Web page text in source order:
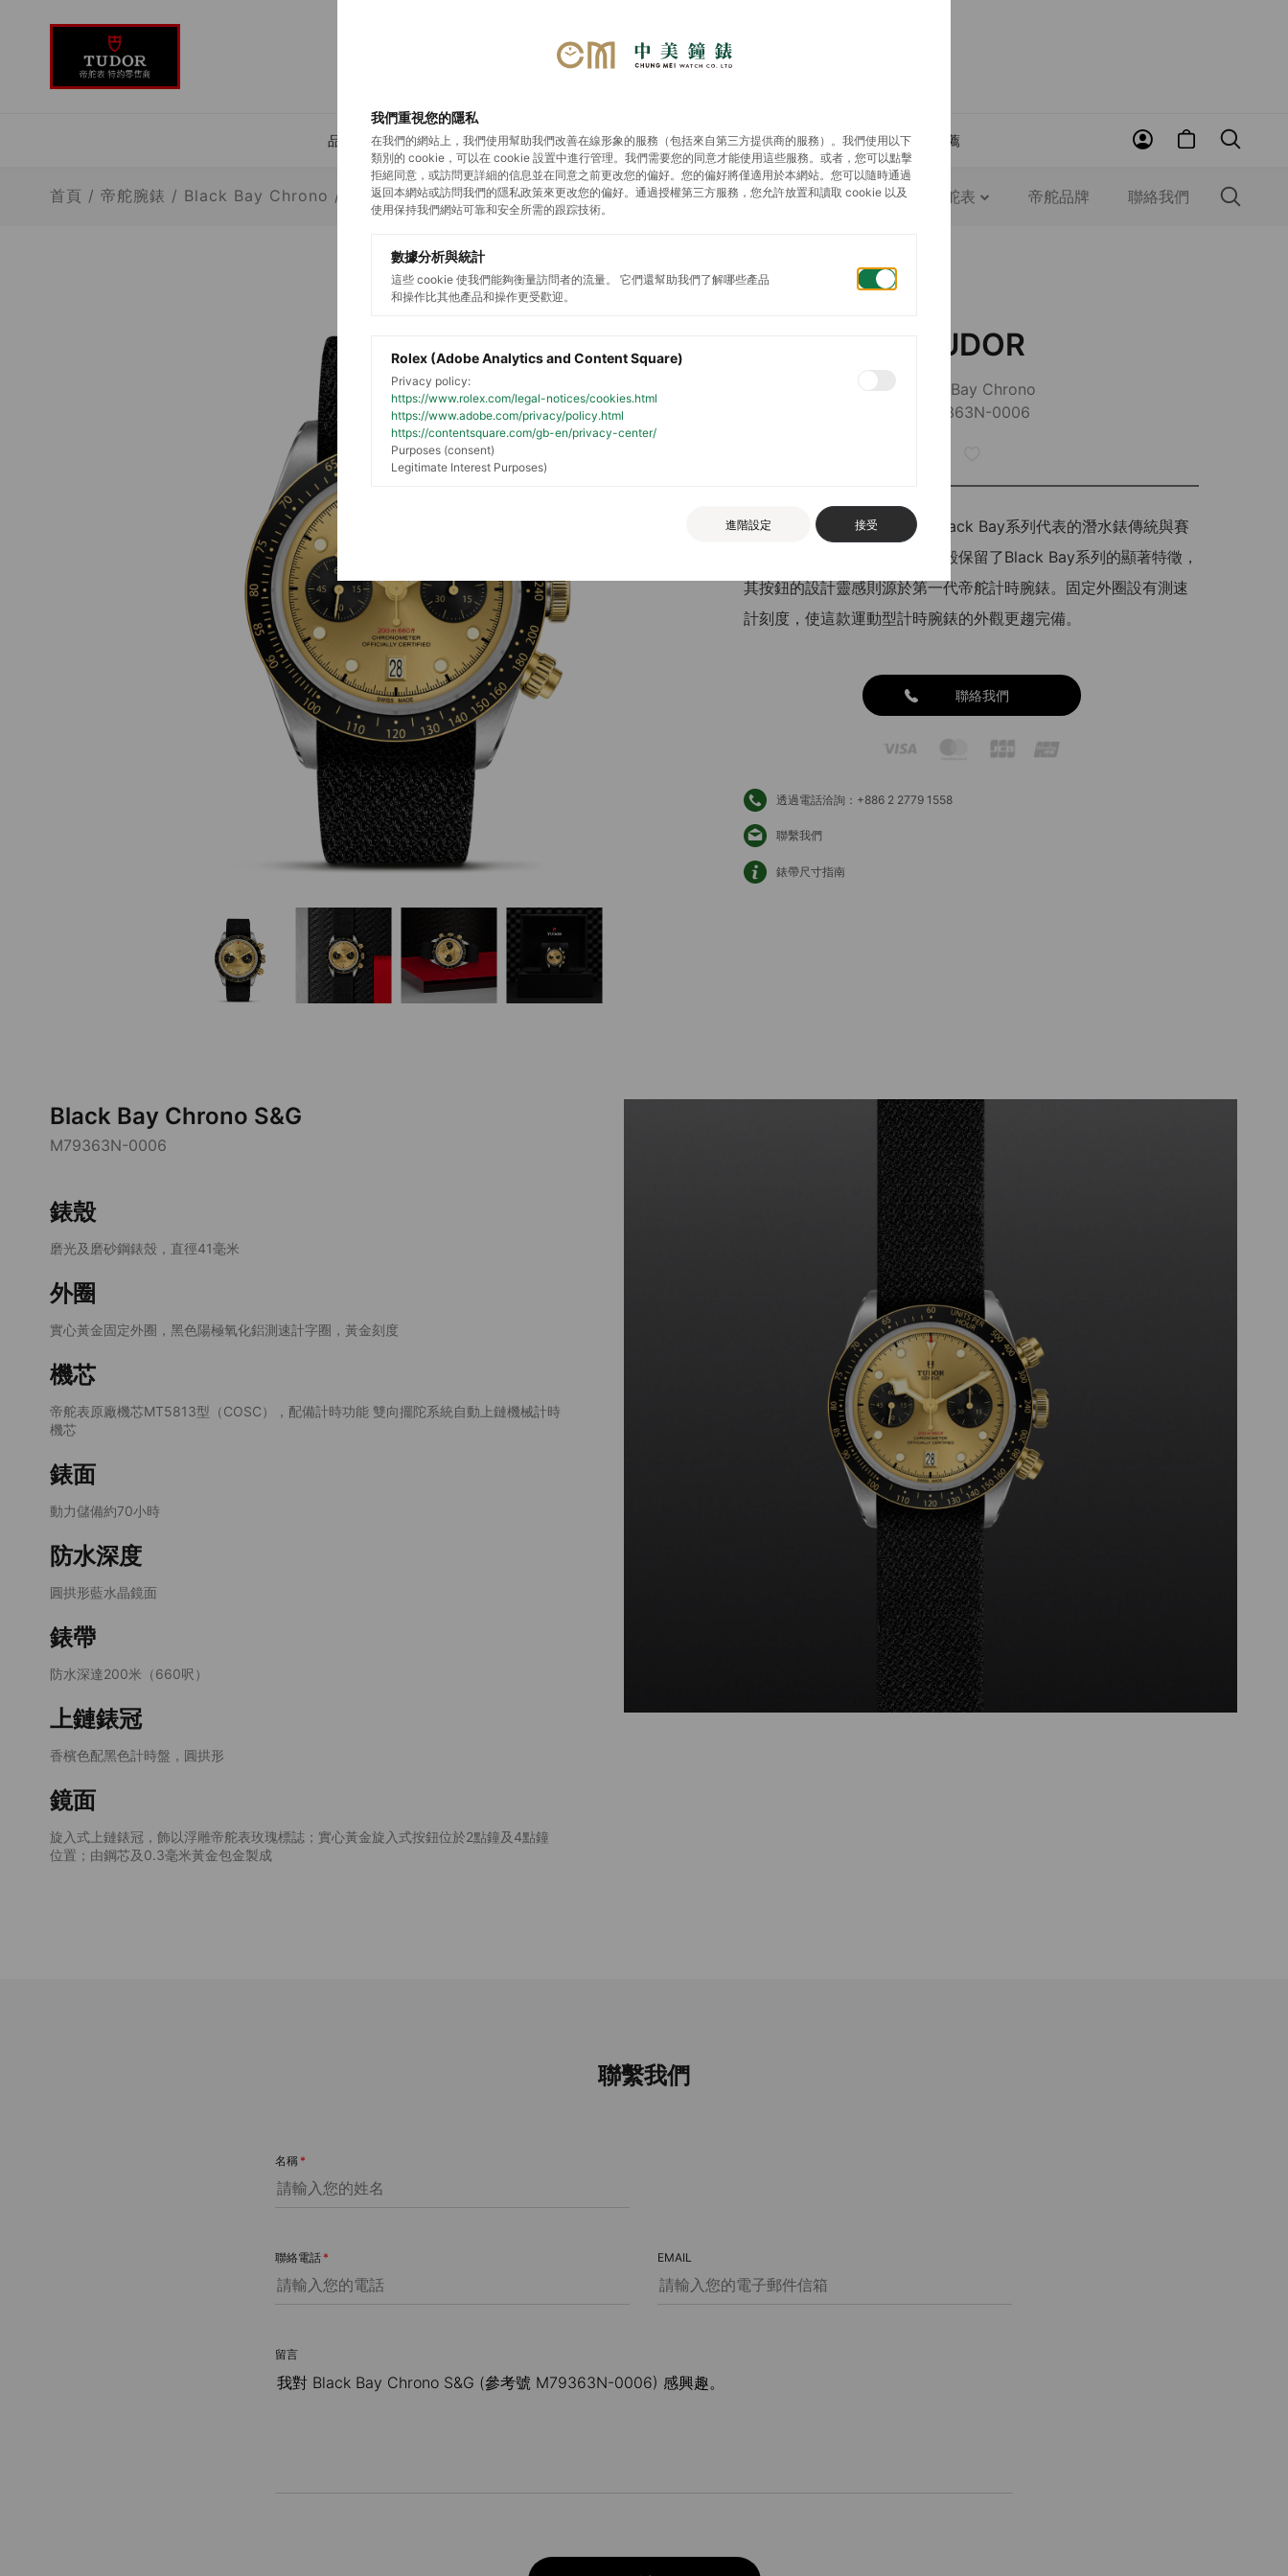
品牌介紹 勞力士 帝舵表 影音專區 展示據點 預約鑑賞 近期推薦
首頁 / 帝舵腕錶 / Black Bay Chrono / Black Bay Chrono S&G 新款腕錶2026 帝舵腕錶 認識帝舵表 帝舵品牌 聯絡我們
TUDOR
Black Bay Chrono
M79363N-0006
混合型Black Bay Chrono將Black Bay系列代表的潛水錶傳統與賽
車計時錶的精髓相結合。鋼錶殼保留了Black Bay系列的顯著特徵，
其按鈕的設計靈感則源於第一代帝舵計時腕錶。固定外圈設有測速
計刻度，使這款運動型計時腕錶的外觀更趨完備。
聯絡我們
透過電話洽詢：+886 2 2779 1558
聯繫我們
錶帶尺寸指南
Black Bay Chrono S&G
M79363N-0006
錶殼
磨光及磨砂鋼錶殼，直徑41毫米
外圈
實心黃金固定外圈，黑色陽極氧化鋁測速計字圈，黃金刻度
機芯
帝舵表原廠機芯MT5813型（COSC），配備計時功能 雙向擺陀系統自動上鏈機械計時
機芯
錶面
動力儲備約70小時
防水深度
圓拱形藍水晶鏡面
錶帶
防水深達200米（660呎）
上鏈錶冠
香檳色配黑色計時盤，圓拱形
鏡面
旋入式上鏈錶冠，飾以浮雕帝舵表玫瑰標誌；實心黃金旋入式按鈕位於2點鐘及4點鐘
位置；由鋼芯及0.3毫米黃金包金製成
聯繫我們
名稱 *
聯絡電話 * EMAIL
留言
我們重視您的隱私
在我們的網站上，我們使用幫助我們改善在線形象的服務（包括來自第三方提供商的服務）。我們使用以下
類別的 cookie，可以在 cookie 設置中進行管理。我們需要您的同意才能使用這些服務。或者，您可以點擊
拒絕同意，或訪問更詳細的信息並在同意之前更改您的偏好。您的偏好將僅適用於本網站。您可以隨時通過
返回本網站或訪問我們的隱私政策來更改您的偏好。通過授權第三方服務，您允許放置和讀取 cookie 以及
使用保持我們網站可靠和安全所需的跟踪技術。
數據分析與統計
這些 cookie 使我們能夠衡量訪問者的流量。 它們還幫助我們了解哪些產品
和操作比其他產品和操作更受歡迎。
Rolex (Adobe Analytics and Content Square)
Privacy policy:
https://www.rolex.com/legal-notices/cookies.html
https://www.adobe.com/privacy/policy.html
https://contentsquare.com/gb-en/privacy-center/
Purposes (consent)
Legitimate Interest Purposes)
進階設定 接受